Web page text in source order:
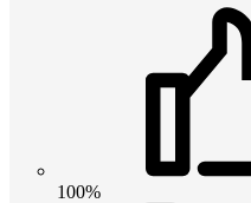
100%